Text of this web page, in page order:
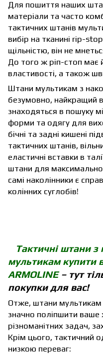
Для пошиття наших
матеріали та часто
тактичних штанів
вибір на тканині rip-
щільністю, він не
До того ж ріп-стоп має
властивості, а також
Штани мультикам з
безумовно, найкращий
знаходяться в пошуку
форми та одягу для
бічні та задні кишені
тактичних штанів,
еластичні вставки в
штани для
самі наколінники є
колінних суглобів!
Тактичні штани
мультикам купити
ARMOLINE– тут
покупки для вас!
Отже, штани мультикам
значно поліпшити ваше
різноманітних задач,
Крім цього, тактичний
низкою переваг: